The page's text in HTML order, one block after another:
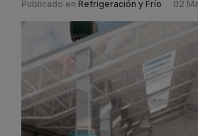
Publicado en Refrigeración y Frío 02